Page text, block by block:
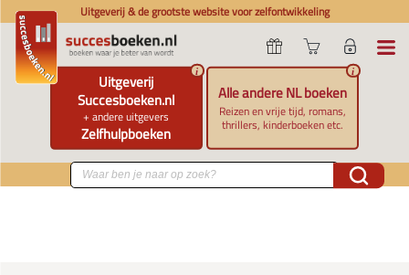
Uitgeverij & de grootste website voor zelfontwikkeling
Uitgeverij
Succesboeken.nl
+ andere uitgevers
Zelfhulpboeken
i
Alle andere NL boeken
Reizen en vrije tijd, romans,
thrillers, kinderboeken etc.
i